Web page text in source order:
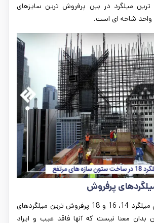
ترین میلگرد در بین پرفروش ترین سایزهای
واحد شاخه ای است.
پرفروش
با اینکه سه محصول میلگرد 14، 16 و 18 پرفروش ترین میلگردهای
بدان معنا نیست که آنها فاقد عیب و ایراد